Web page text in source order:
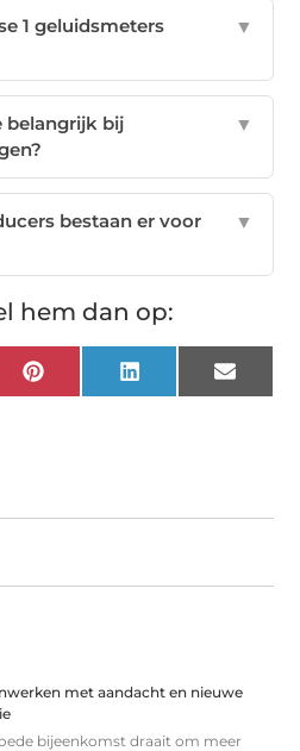
1 geluidsmeters
▼
belangrijk bij
▼
bestaan er voor
▼
hem dan op:
Pinterest LinkedIn Email
met aandacht en nieuwe
bijeenkomst draait om meer